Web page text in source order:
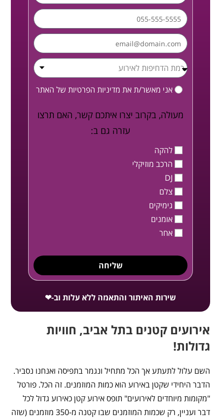
אני מאשר/ת את מדיניות הפרטיות של האתר
מעולה, בקרוב יצרו איתכם קשר, האם תרצו
עזרה גם ב:
להקה
הרכב מוזיקלי
DJ
צלם
גימיקים
אומנים
אחר
שליחה
שירות האיתור והתאמה ללא עלות וב-❤
אירועים קטנים בתל אביב, חוויות
גדולות!
השם עלול לתעתע אך הכל מתחיל ונגמר בתפיסה ואנחנו נסביר.
הדבר היחידי שקטן באירוע הוא כמות המוזמנים. זה הכל. פורטל
"מקומות מיוחדים לאירועים" תופס אירוע קטן כאירוע גדול לכל
דבר ועניין, רק שכמות המוזמנים שבו קטנה מ-350 מוזמנים (שזה